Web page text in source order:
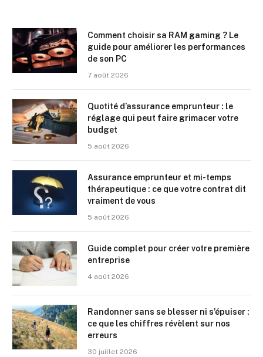
Comment choisir sa RAM gaming ? Le
guide pour améliorer les performances
de son PC
7 août 2026
Quotité d’assurance emprunteur : le
réglage qui peut faire grimacer votre
budget
5 août 2026
Assurance emprunteur et mi-temps
thérapeutique : ce que votre contrat dit
vraiment de vous
5 août 2026
Guide complet pour créer votre première
entreprise
4 août 2026
Randonner sans se blesser ni s’épuiser :
ce que les chiffres révèlent sur nos
erreurs
30 juillet 2026